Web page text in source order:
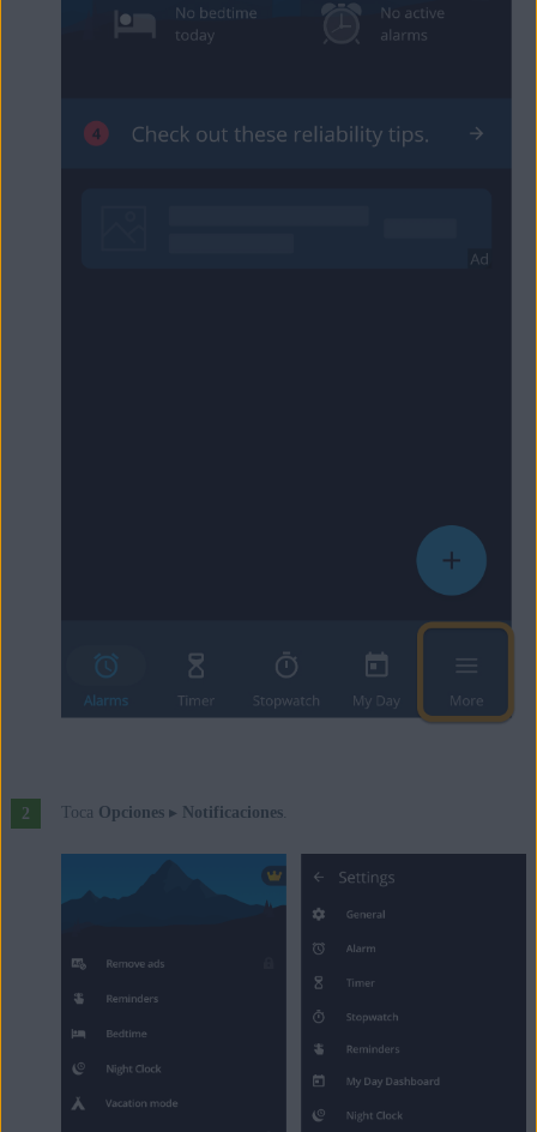
Toca Opciones▸ Notificaciones.